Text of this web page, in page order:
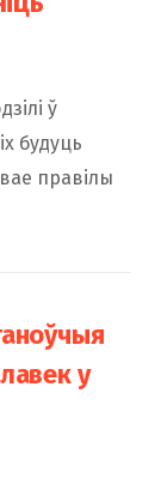
ў
будуць
правілы
у